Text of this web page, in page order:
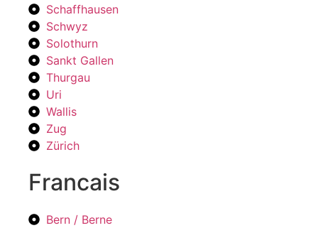
Schaffhausen
Schwyz
Solothurn
Sankt Gallen
Thurgau
Uri
Wallis
Zug
Zürich
Francais
Bern / Berne